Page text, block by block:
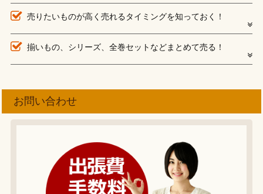
売りたいものが高く売れるタイミングを知っておく！
揃いもの、シリーズ、全巻セットなどまとめて売る！
お問い合わせ